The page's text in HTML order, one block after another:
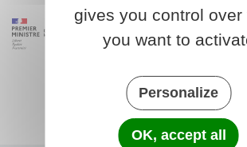
gives you control over
you want to
Personalize
OK, accept all